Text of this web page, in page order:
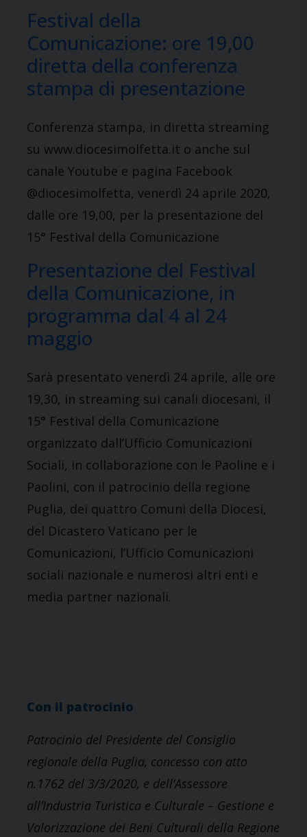
Festival della
Comunicazione: ore 19,00
diretta della conferenza
stampa di presentazione
Conferenza stampa, in diretta streaming
su www.diocesimolfetta.it o anche sul
canale Youtube e pagina Facebook
@diocesimolfetta, venerdì 24 aprile 2020,
dalle ore 19,00, per la presentazione del
15° Festival della Comunicazione
Presentazione del Festival
della Comunicazione, in
programma dal 4 al 24
maggio
Sarà presentato venerdì 24 aprile, alle ore
19,30, in streaming sui canali diocesani, il
15° Festival della Comunicazione
organizzato dall’Ufficio Comunicazioni
Sociali, in collaborazione con le Paoline e i
Paolini, con il patrocinio della regione
Puglia, dei quattro Comuni della Diocesi,
del Dicastero Vaticano per le
Comunicazioni, l’Ufficio Comunicazioni
sociali nazionale e numerosi altri enti e
media partner nazionali.
Con il patrocinio
Patrocinio del Presidente del Consiglio
regionale della Puglia, concesso con atto
n.1762 del 3/3/2020, e dell’Assessore
all’Industria Turistica e Culturale – Gestione e
Valorizzazione dei Beni Culturali della Regione